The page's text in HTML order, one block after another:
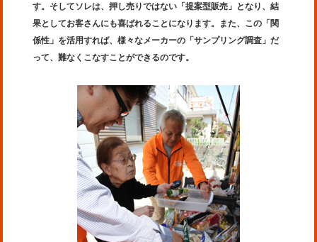
す。そしてソレは、押し売りではない「提案型販売」となり、結
果としてお客さんにも喜ばれることになります。また、この「関
係性」を活用すれば、様々なメーカーの「サンプリング調査」だ
って、難なくこなすことができるのです。